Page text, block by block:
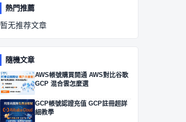
熱門推薦
暂无推荐文章
隨機文章
AWS帳號購買開通 AWS對比谷歌
GCP 混合雲怎麼選
GCP帳號認證充值 GCP註冊超詳
細教學